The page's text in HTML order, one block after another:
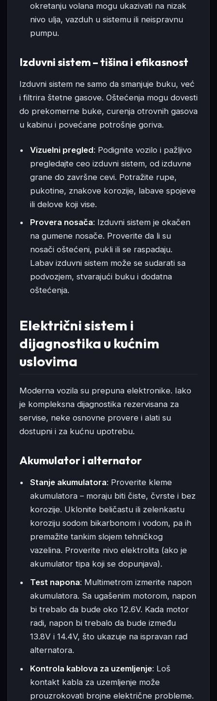
okretanju volana mogu ukazivati na nizak
nivo ulja, vazduh u sistemu ili neispravnu
pumpu.
Izduvni sistem – tišina i efikasnost
Izduvni sistem ne samo da smanjuje buku, već
i filtrira štetne gasove. Oštećenja mogu dovesti
do prekomerne buke, curenja otrovnih gasova
u kabinu i povećane potrošnje goriva.
Vizuelni pregled: Podignite vozilo i pažljivo
pregledajte ceo izduvni sistem, od izduvne
grane do završne cevi. Potražite rupe,
pukotine, znakove korozije, labave spojeve
ili delove koji vise.
Provera nosača: Izduvni sistem je okačen
na gumene nosače. Proverite da li su
nosači oštećeni, pukli ili se raspadaju.
Labav izduvni sistem može se sudarati sa
podvozjem, stvarajući buku i dodatna
oštećenja.
Električni sistem i
dijagnostika u kućnim
uslovima
Moderna vozila su prepuna elektronike. Iako
je kompleksna dijagnostika rezervisana za
servise, neke osnovne provere i alati su
dostupni i za kućnu upotrebu.
Akumulator i alternator
Stanje akumulatora: Proverite kleme
akumulatora – moraju biti čiste, čvrste i bez
korozije. Uklonite beličastu ili zelenkastu
koroziju sodom bikarbonom i vodom, pa ih
premažite tankim slojem tehničkog
vazelina. Proverite nivo elektrolita (ako je
akumulator tipa koji se dopunjava).
Test napona: Multimetrom izmerite napon
akumulatora. Sa ugašenim motorom, napon
bi trebalo da bude oko 12.6V. Kada motor
radi, napon bi trebalo da bude između
13.8V i 14.4V, što ukazuje na ispravan rad
alternatora.
Kontrola kablova za uzemljenje: Loš
kontakt kabla za uzemljenje može
prouzrokovati brojne električne probleme.